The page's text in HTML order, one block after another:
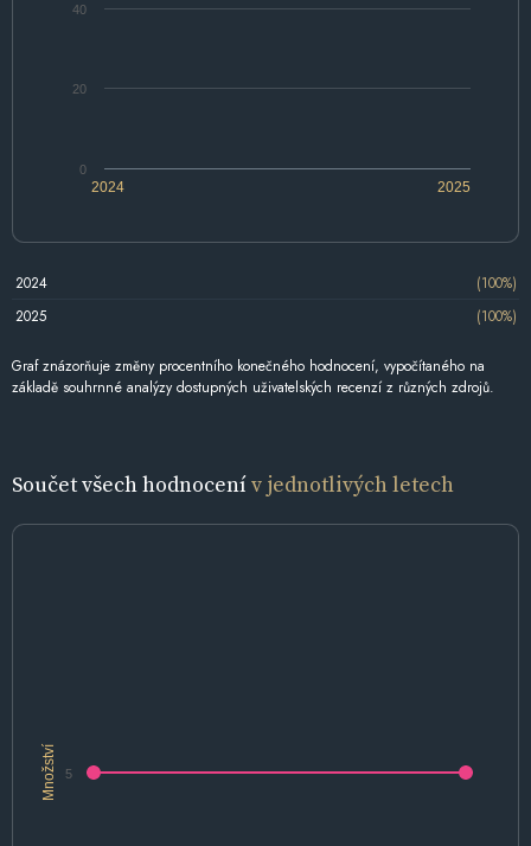
2024 2025
0
20
40
2024
(100%)
2025
(100%)
Graf znázorňuje změny procentního konečného hodnocení, vypočítaného na
základě souhrnné analýzy dostupných uživatelských recenzí z různých zdrojů.
Součet všech hodnocenív jednotlivých letech
Množství 5